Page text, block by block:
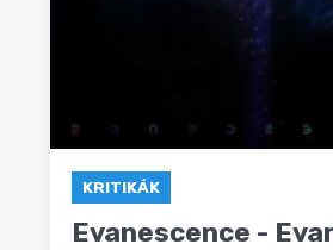
KRITIKÁK
Evanescence -